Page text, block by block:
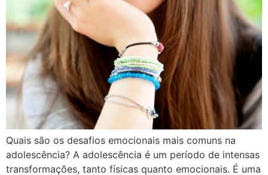
Quais são os desafios emocionais mais comuns na
adolescência? A adolescência é um período de intensas
transformações, tanto físicas quanto emocionais. É uma